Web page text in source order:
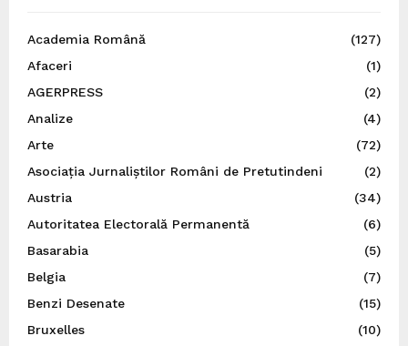
Academia Română
(127)
Afaceri
(1)
AGERPRESS
(2)
Analize
(4)
Arte
(72)
Asociația Jurnaliștilor Români de Pretutindeni
(2)
Austria
(34)
Autoritatea Electorală Permanentă
(6)
Basarabia
(5)
Belgia
(7)
Benzi Desenate
(15)
Bruxelles
(10)